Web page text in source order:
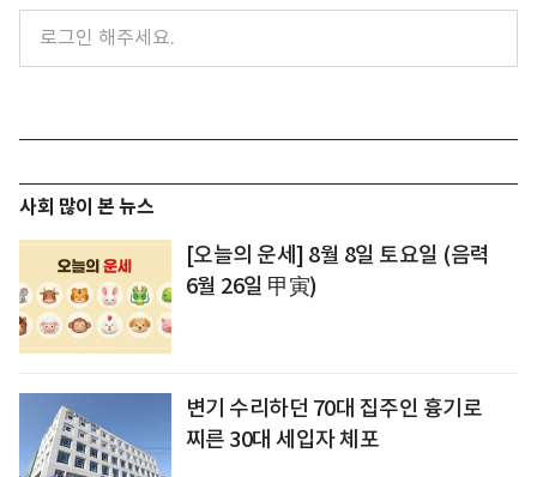
사회 많이 본 뉴스
[오늘의 운세] 8월 8일 토요일 (음력
6월 26일 甲寅)
변기 수리하던 70대 집주인 흉기로
찌른 30대 세입자 체포